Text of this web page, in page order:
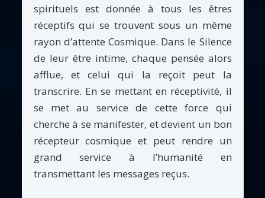
spirituels est donnée à tous les êtres
réceptifs qui se trouvent sous un même
rayon d’attente Cosmique. Dans le Silence
de leur être intime, chaque pensée alors
afflue, et celui qui la reçoit peut la
transcrire. En se mettant en réceptivité, il
se met au service de cette force qui
cherche à se manifester, et devient un bon
récepteur cosmique et peut rendre un
grand service à l’humanité en
transmettant les messages reçus.